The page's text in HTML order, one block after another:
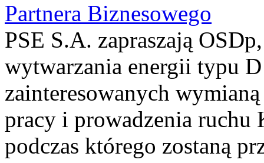
Partnera Biznesowego
PSE S.A. zapraszają
wytwarzania energii typu
zainteresowanych
pracy i prowadzenia ruchu
podczas którego zostaną